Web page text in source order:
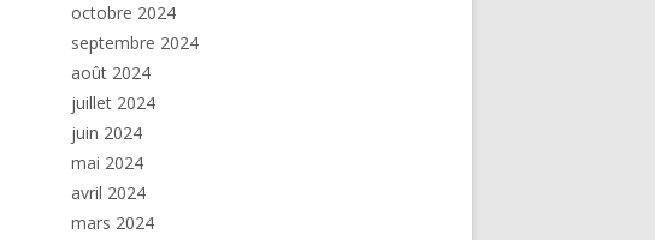
octobre 2024
septembre 2024
août 2024
juillet 2024
juin 2024
mai 2024
avril 2024
mars 2024